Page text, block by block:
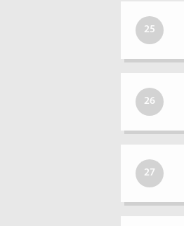
25
26
27